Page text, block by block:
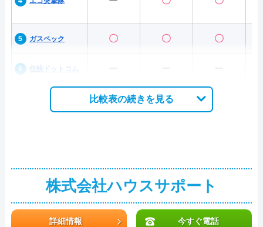
ガスペック 〇 〇 〇
住設ドットコム
比較表の続きを見る
株式会社ハウスサポート
詳細情報 今すぐ電話